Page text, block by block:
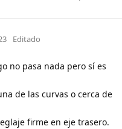
Editado
no pasa nada pero sí es
de las curvas o cerca de
firme en eje trasero.